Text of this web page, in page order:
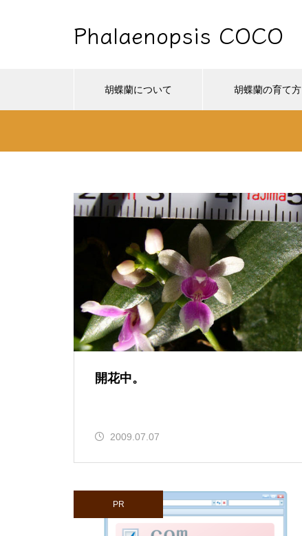
Phalaenopsis COCO
胡蝶蘭について 胡蝶蘭の育て方
開花中。
2009.07.07
PR